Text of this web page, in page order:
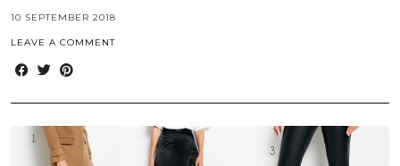
10 SEPTEMBER 2018
LEAVE A COMMENT